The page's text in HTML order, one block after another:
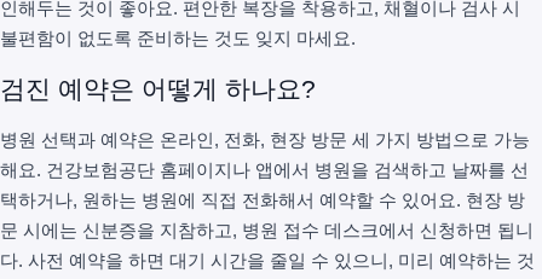
인해두는 것이 좋아요. 편안한 복장을 착용하고, 채혈이나 검사 시
불편함이 없도록 준비하는 것도 잊지 마세요.
검진 예약은 어떻게 하나요?
병원 선택과 예약은 온라인, 전화, 현장 방문 세 가지 방법으로 가능
해요. 건강보험공단 홈페이지나 앱에서 병원을 검색하고 날짜를 선
택하거나, 원하는 병원에 직접 전화해서 예약할 수 있어요. 현장 방
문 시에는 신분증을 지참하고, 병원 접수 데스크에서 신청하면 됩니
다. 사전 예약을 하면 대기 시간을 줄일 수 있으니, 미리 예약하는 것